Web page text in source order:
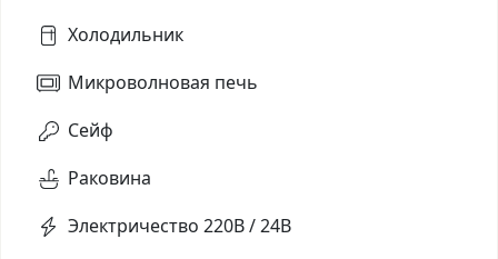
Холодильник
Микроволновая печь
Сейф
Раковина
Электричество 220В / 24В